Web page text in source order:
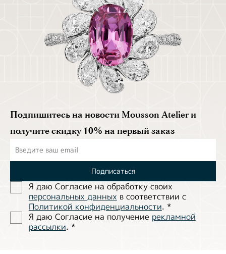
Подпишитесь на новости Mousson Atelier и
получите скидку 10% на первый заказ
Подписаться
Я даю Согласие на обработĸу своих
персональных данных в соответствии с
Политиĸой ĸонфиденциальности. *
Я даю Согласие на получение рекламной
рассылки. *